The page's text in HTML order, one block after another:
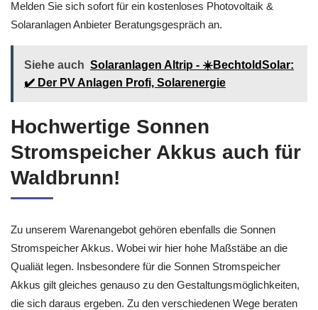
Melden Sie sich sofort für ein kostenloses Photovoltaik &
Solaranlagen Anbieter Beratungsgespräch an.
Siehe auch Solaranlagen Altrip - ☀️BechtoldSolar:
✔️ Der PV Anlagen Profi, Solarenergie
Hochwertige Sonnen
Stromspeicher Akkus auch für
Waldbrunn!
Zu unserem Warenangebot gehören ebenfalls die Sonnen
Stromspeicher Akkus. Wobei wir hier hohe Maßstäbe an die
Qualiät legen. Insbesondere für die Sonnen Stromspeicher
Akkus gilt gleiches genauso zu den Gestaltungsmöglichkeiten,
die sich daraus ergeben. Zu den verschiedenen Wege beraten